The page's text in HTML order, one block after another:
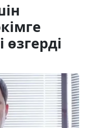
өзгерді